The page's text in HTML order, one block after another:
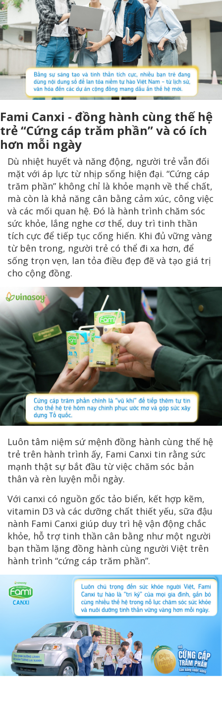
Fami Canxi - đồng hành cùng thế hệ
trẻ “Cứng cáp trăm phần” và có ích
hơn mỗi ngày
Dù nhiệt huyết và năng động, người trẻ vẫn đối
mặt với áp lực từ nhịp sống hiện đại. “Cứng cáp
trăm phần” không chỉ là khỏe mạnh về thể chất,
mà còn là khả năng cân bằng cảm xúc, công việc
và các mối quan hệ. Đó là hành trình chăm sóc
sức khỏe, lắng nghe cơ thể, duy trì tinh thần
tích cực để tiếp tục cống hiến. Khi đủ vững vàng
từ bên trong, người trẻ có thể đi xa hơn, để
sống trọn vẹn, lan tỏa điều đẹp đẽ và tạo giá trị
cho cộng đồng.
Luôn tâm niệm sứ mệnh đồng hành cùng thế hệ
trẻ trên hành trình ấy, Fami Canxi tin rằng sức
mạnh thật sự bắt đầu từ việc chăm sóc bản
thân và rèn luyện mỗi ngày.
Với canxi có nguồn gốc tảo biển, kết hợp kẽm,
vitamin D3 và các dưỡng chất thiết yếu, sữa đậu
nành Fami Canxi giúp duy trì hệ vận động chắc
khỏe, hỗ trợ tinh thần cân bằng như một người
bạn thầm lặng đồng hành cùng người Việt trên
hành trình “cứng cáp trăm phần”.